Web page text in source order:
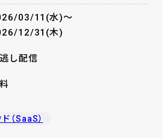
ちょっとした注意点やコツなども時間
ていきます。
03/11(水)〜
12/31(木)
し配信
（SaaS）